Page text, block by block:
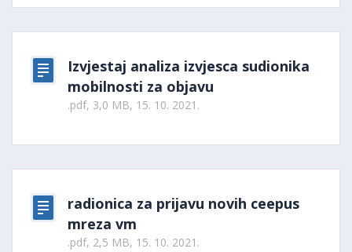
Izvjestaj analiza izvjesca sudionika
mobilnosti za objavu
.pdf, 3,0 MB, 15. 10. 2021.
radionica za prijavu novih ceepus
mreza vm
.pdf, 2,5 MB, 15. 10. 2021.